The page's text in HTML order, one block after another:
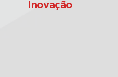
Inovação